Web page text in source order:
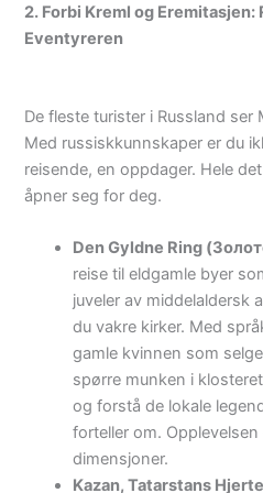
2. Forbi Kreml og
Eventyreren
De fleste turister i Russland ser
Med russiskkunnskaper er du
reisende, en oppdager. Hele
åpner seg for deg.
Den Gyldne Ring
reise til eldgamle byer
juveler av middelaldersk
du vakre kirker. Med
gamle kvinnen som
spørre munken i
og forstå de lokale
forteller om.
dimensjoner.
Kazan, Tatarstans